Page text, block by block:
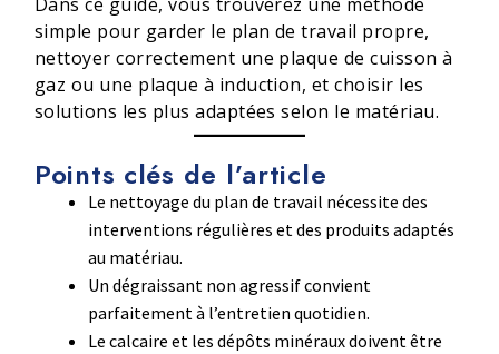
simple pour garder le plan de travail propre,
nettoyer correctement une plaque de cuisson à
gaz ou une plaque à induction, et choisir les
solutions les plus adaptées selon le matériau.
Points clés de l’article
Le nettoyage du plan de travail nécessite des
interventions régulières et des produits adaptés
au matériau.
Un dégraissant non agressif convient
parfaitement à l’entretien quotidien.
Le calcaire et les dépôts minéraux doivent être